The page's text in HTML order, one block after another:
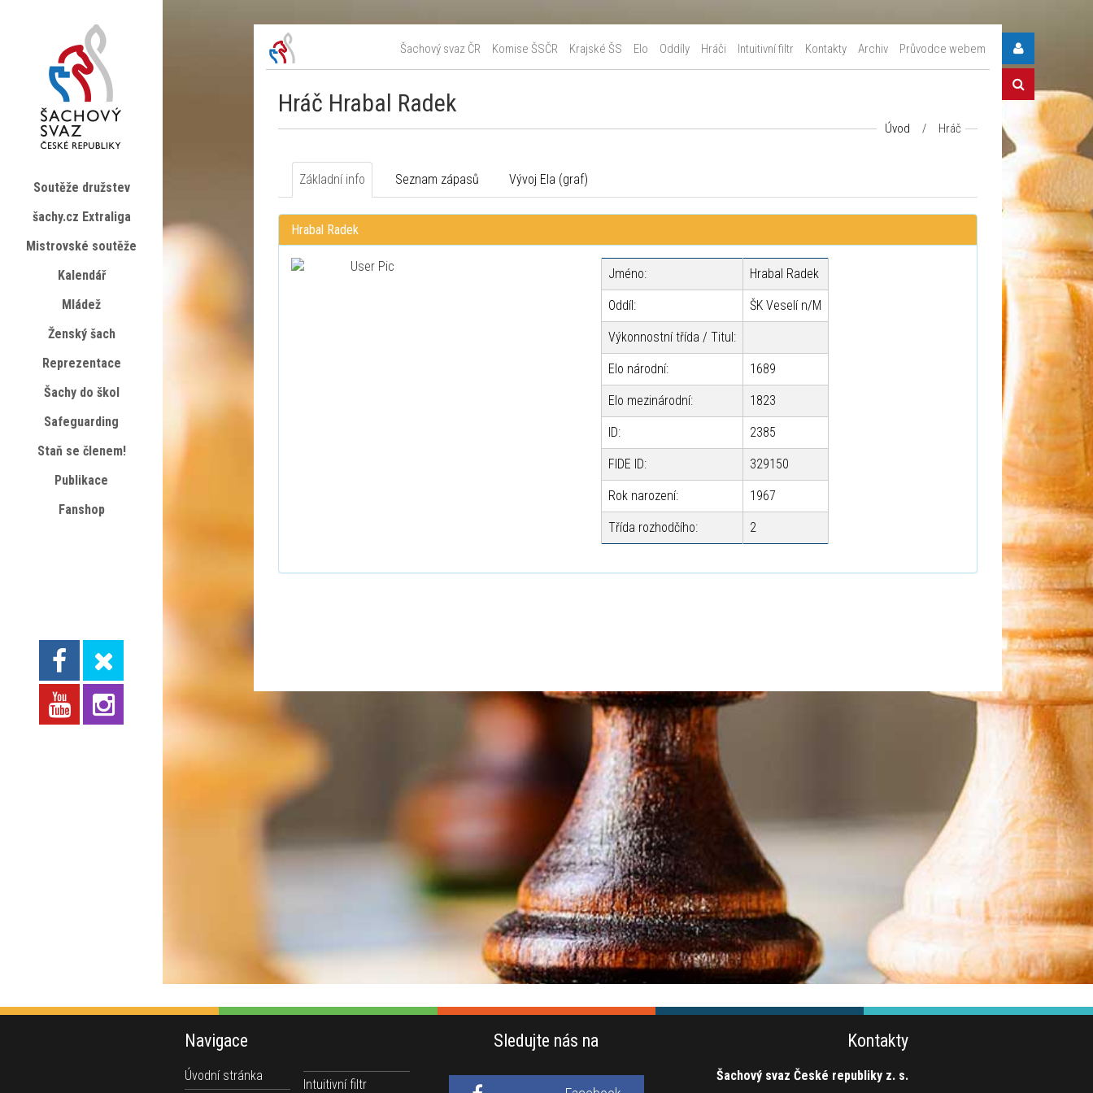
Šachový svaz ČR Komise ŠSČR Krajské ŠS Elo Oddíly Hráči Intuitivní filtr Kontakty Archiv Průvodce webem
Hráč Hrabal Radek
Úvod / Hráč
Základní info Seznam zápasů Vývoj Ela (graf)
Hrabal Radek
Jméno: Hrabal Radek
Oddíl: ŠK Veselí n/M
Výkonnostní třída / Titul:
Elo národní: 1689
Elo mezinárodní: 1823
ID: 2385
FIDE ID: 329150
Rok narození: 1967
Třída rozhodčího: 2
Soutěže družstev
šachy.cz Extraliga
Mistrovské soutěže
Kalendář
Mládež
Ženský šach
Reprezentace
Šachy do škol
Safeguarding
Staň se členem!
Publikace
Fanshop
Navigace
Úvodní stránka
Intuitivní filtr
Sledujte nás na Kontakty
Šachový svaz České republiky z. s.